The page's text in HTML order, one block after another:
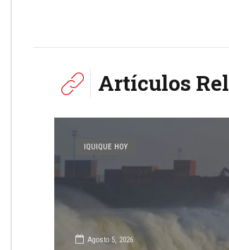
Artículos
IQUIQUE HOY
Agosto 5, 2026